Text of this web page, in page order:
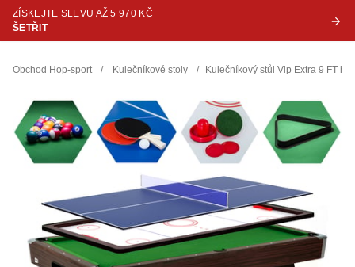
ZÍSKEJTE SLEVU AŽ 5 970 KČ
ŠETŘIT
Obchod Hop-sport / Kulečníkové stoly / Kulečníkový stůl Vip Extra 9 FT